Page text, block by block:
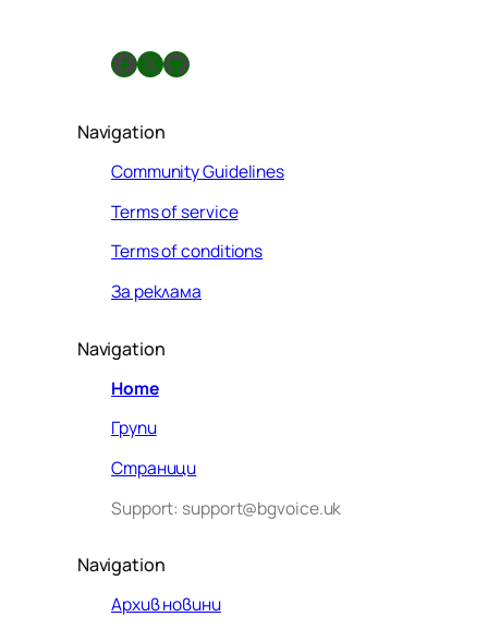
Facebook X GitHub
Navigation
Community Guidelines
Terms of service
Terms of conditions
За реклама
Navigation
Home
Групи
Страници
Support: support@bgvoice.uk
Navigation
Архив новини